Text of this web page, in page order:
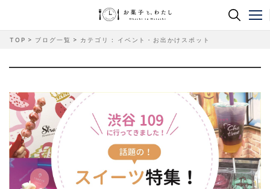
TOP ブログ一覧 カテゴリ : イベント・お出かけスポット